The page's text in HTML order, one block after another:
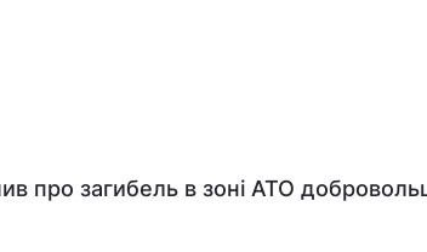
про загибель в зоні АТО